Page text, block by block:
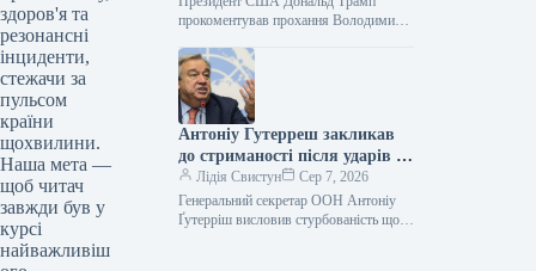
здоров'я та
резонансні
інциденти,
стежачи за
пульсом
країни
щохвилини.
Наша мета —
щоб читач
завжди був у
курсі
найважливіш
прокоментував прохання Володимира
систем Patriot, заявивши, що його
попередник Джо Байден вже…
Антоніу Гутерреш закликав
до стриманості після ударів по
РосіїЛідія Свистун
Сер 7, 2026
Генеральний секретар ООН Антоніу
Ґутерріш висловив стурбованість щодо